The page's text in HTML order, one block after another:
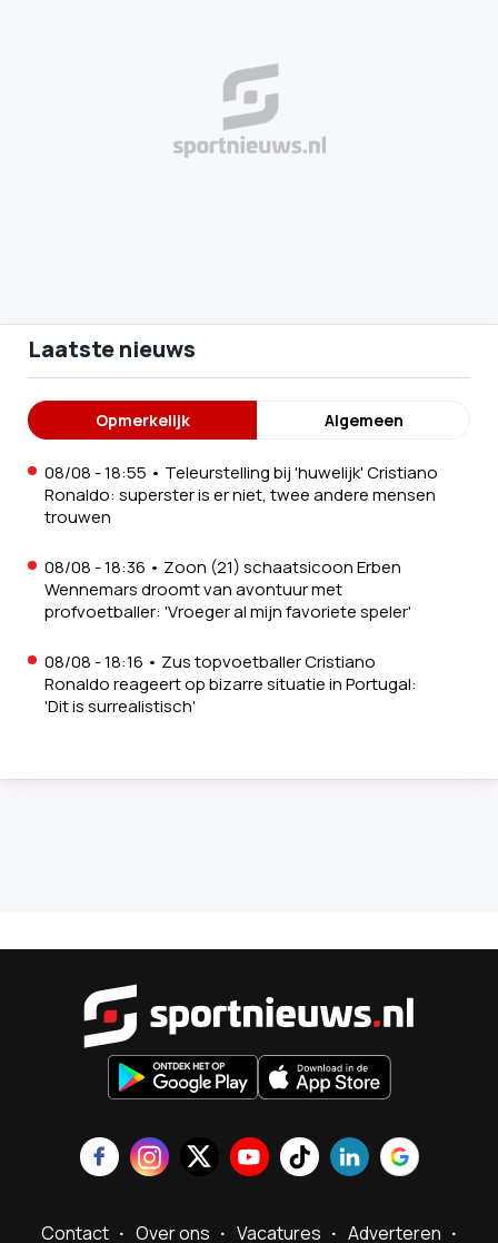
Laatste nieuws
Opmerkelijk Algemeen
08/08 - 18:55 • Teleurstelling bij 'huwelijk' Cristiano
Ronaldo: superster is er niet, twee andere mensen
trouwen
08/08 - 18:36 • Zoon (21) schaatsicoon Erben
Wennemars droomt van avontuur met
profvoetballer: 'Vroeger al mijn favoriete speler'
08/08 - 18:16 • Zus topvoetballer Cristiano
Ronaldo reageert op bizarre situatie in Portugal:
'Dit is surrealistisch'
Contact Over ons Vacatures Adverteren